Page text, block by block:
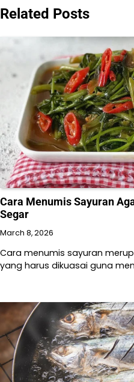
Related Posts
Cara Menumis Sayuran
Segar
March 8, 2026
Cara menumis sayuran
yang harus dikuasai guna